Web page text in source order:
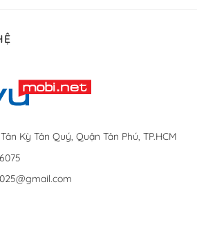
Kỳ Tân Quý, Quận Tân Phú, TP.HCM